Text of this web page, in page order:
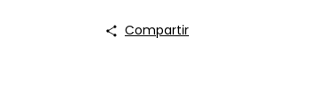
Compartir